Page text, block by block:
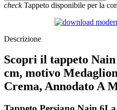
checkTappeto disponibile per la
Descrizione
Scopri il tappeto
cm, motivo
Crema, Annodato A